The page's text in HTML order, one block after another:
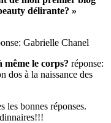
délirante? »
Gabrielle Chanel
même le corps? réponse:
dos à la naissance des
les bonnes réponses.